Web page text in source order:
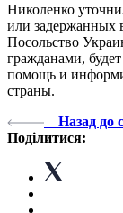
Николенко
или задержанных
Посольство
гражданами,
помощь и
страны.
Назад до
Поділитися: